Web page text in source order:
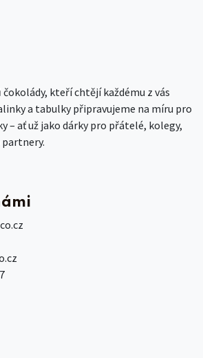
kteří chtějí každému z vás
a tabulky připravujeme na míru pro
– ať už jako dárky pro přátelé, kolegy,